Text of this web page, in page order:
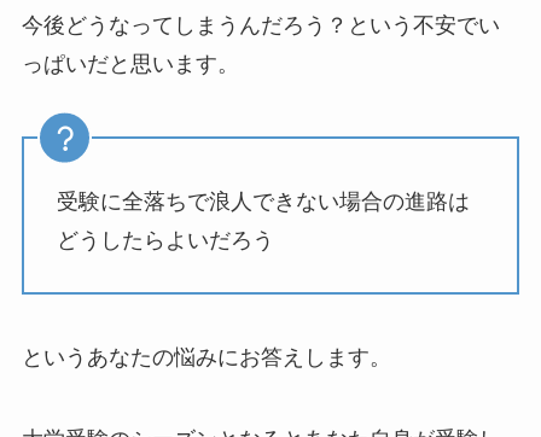
今後どうなってしまうんだろう？という不安でい
っぱいだと思います。
受験に全落ちで浪人できない場合の進路は
どうしたらよいだろう
というあなたの悩みにお答えします。